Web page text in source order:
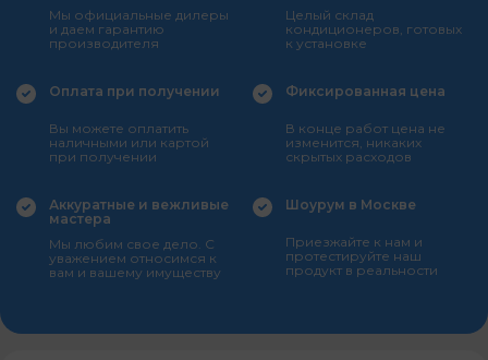
Мы официальные дилеры
и даем гарантию
производителя
Целый склад
кондиционеров, готовых
к установке
Оплата при получении
Вы можете оплатить
наличными или картой
при получении
Фиксированная цена
В конце работ цена не
изменится, никаких
скрытых расходов
Аккуратные и вежливые
мастера
Мы любим свое дело. С
уважением относимся к
вам и вашему имуществу
Шоурум в Москве
Приезжайте к нам и
протестируйте наш
продукт в реальности